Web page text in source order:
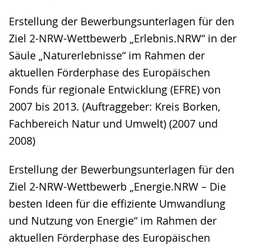
Erstellung der Bewerbungsunterlagen für den
Ziel 2-NRW-Wettbewerb „Erlebnis.NRW“ in der
Säule „Naturerlebnisse“ im Rahmen der
aktuellen Förderphase des Europäischen
Fonds für regionale Entwicklung (EFRE) von
2007 bis 2013. (Auftraggeber: Kreis Borken,
Fachbereich Natur und Umwelt) (2007 und
2008)
Erstellung der Bewerbungsunterlagen für den
Ziel 2-NRW-Wettbewerb „Energie.NRW – Die
besten Ideen für die effiziente Umwandlung
und Nutzung von Energie“ im Rahmen der
aktuellen Förderphase des Europäischen